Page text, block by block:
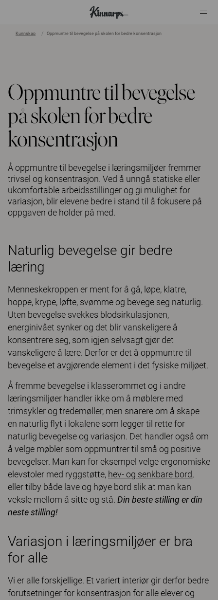
Kunnskap Oppmuntre til bevegelse på skolen for bedre konsentrasjon
Oppmuntre til bevegelse
på skolen for bedre
konsentrasjon
Å oppmuntre til bevegelse i læringsmiljøer fremmer
trivsel og konsentrasjon. Ved å unngå statiske eller
ukomfortable arbeidsstillinger og gi mulighet for
variasjon, blir elevene bedre i stand til å fokusere på
oppgaven de holder på med.
Naturlig bevegelse gir bedre
læring
Menneskekroppen er ment for å gå, løpe, klatre,
hoppe, krype, løfte, svømme og bevege seg naturlig.
Uten bevegelse svekkes blodsirkulasjonen,
energinivået synker og det blir vanskeligere å
konsentrere seg, som igjen selvsagt gjør det
vanskeligere å lære. Derfor er det å oppmuntre til
bevegelse et avgjørende element i det fysiske miljøet.
Å fremme bevegelse i klasserommet og i andre
læringsmiljøer handler ikke om å møblere med
trimsykler og tredemøller, men snarere om å skape
en naturlig flyt i lokalene som legger til rette for
naturlig bevegelse og variasjon. Det handler også om
å velge møbler som oppmuntrer til små og positive
bevegelser. Man kan for eksempel velge ergonomiske
elevstoler med ryggstøtte, hev- og senkbare bord,
eller tilby både lave og høye bord slik at man kan
veksle mellom å sitte og stå. Din beste stilling er din
neste stilling!
Variasjon i læringsmiljøer er bra
for alle
Vi er alle forskjellige. Et variert interiør gir derfor bedre
forutsetninger for konsentrasjon for alle elever og